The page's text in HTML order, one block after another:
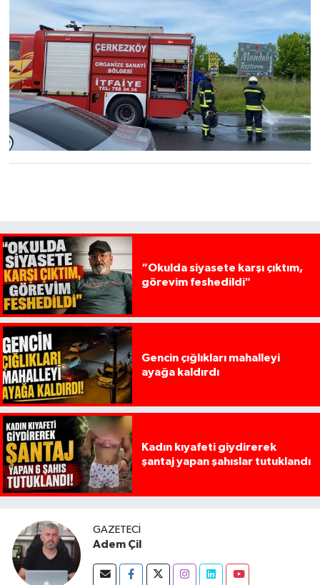
“Okulda siyasete karşı çıktım,
görevim feshedildi"
Gencin çığlıkları mahalleyi
ayağa kaldırdı
Kadın kıyafeti giydirerek
şantaj yapan şahıslar tutuklandı
GAZETECI
Adem Çil